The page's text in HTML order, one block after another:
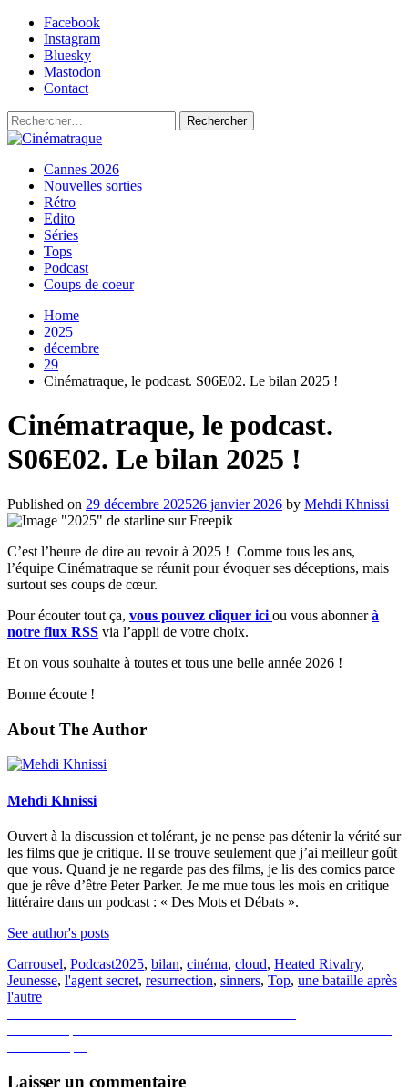
Skip
content
Facebook
Instagram
Bluesky
Mastodon
Contact
Rechercher :
Cinématraque
Si on avait du talent, on ferait des films
Primary
Menu
Cannes 2026
Nouvelles sorties
Rétro
Edito
Séries
Tops
Podcast
Coups de coeur
Home
2025
décembre
29
Cinématraque, le podcast. S06E02. Le bilan 2025 !
Cinématraque, le podcast.
S06E02. Le bilan 2025 !
Published on 29 décembre 202526 janvier 2026 by Mehdi Khnissi
C’est l’heure de dire au revoir à 2025 ! Comme tous les ans,
l’équipe Cinématraque se réunit pour évoquer ses déceptions, mais
surtout ses coups de cœur.
Pour écouter tout ça, vous pouvez cliquer ici ou vous abonnerà
notre flux RSS via l’appli de votre choix.
Et on vous souhaite à toutes et tous une belle année 2026 !
Bonne écoute !
About The Author
Mehdi Khnissi
Ouvert à la discussion et tolérant, je ne pense pas détenir la vérité sur
les films que je critique. Il se trouve seulement que j’ai meilleur goût
que vous. Quand je ne regarde pas des films, je lis des comics parce
que je rêve d’être Peter Parker. Je me mue tous les mois en critique
littéraire dans un podcast : « Des Mots et Débats ».
See author's posts
Carrousel, Podcast2025, bilan, cinéma, cloud, Heated Rivalry,
Jeunesse, l'agent secret, resurrection, sinners, Top, une bataille après
l'autre
Navigation
de
Laisser un commentaire